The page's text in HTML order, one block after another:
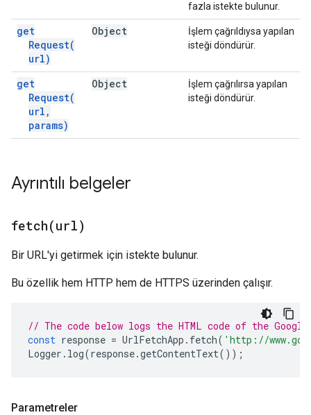
fazla istekte bulunur.
get
Request(
url)
Object
İşlem çağrıldıysa yapılan
isteği döndürür.
get
Request(
url ,
params)
Object
İşlem çağrılırsa yapılan
isteği döndürür.
Ayrıntılı belgeler
fetch(url)
Bir URL'yi getirmek için istekte bulunur.
Bu özellik hem HTTP hem de HTTPS üzerinden çalışır.
// The code below logs the HTML code of the Google
const response = UrlFetchApp . fetch( 'http://
Logger . log(response.getContentText());
Parametreler